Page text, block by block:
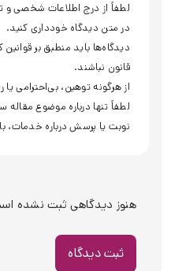
لطفاً از درج اطلاعات شخصی و
در متن دیدگاه خودداری کنید.
دیدگاه‌ها باید منطبق بر
قانون نباشند.
از هرگونه توهین، بی‌احترامی
لطفاً تنها درباره موضوع
نوبت یا پرسش درباره خدمات،
هنوز دیدگاهی ثبت نشده
ثبت دیدگاه